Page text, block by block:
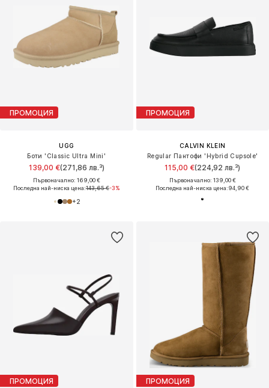
ПРОМОЦИЯ
UGG
Боти 'Classic Ultra Mini'
139,00 €(271,86 лв.³)
Първоначално: 169,00 €
Последна най-ниска цена:143,65 €-3%
+2
ПРОМОЦИЯ
CALVIN KLEIN
Regular Пантофи 'Hybrid Cupsole'
115,00 €(224,92 лв.³)
Първоначално: 139,00 €
Последна най-ниска цена:94,90 €
ПРОМОЦИЯ ПРОМОЦИЯ